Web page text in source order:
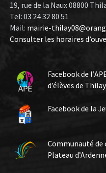
19, rue de la Naux 08800
Tel: 03 24 32 80 51
Mail: mairie-
Consulter les horaires
Facebook de
d’élèves de
Facebook de la
Communauté de
Plateau